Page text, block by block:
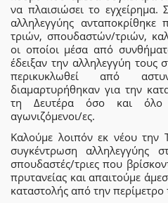
να πλαισιώσει το εγχείρημα.
αλληλεγγύης
τριών, σπουδαστών/τριών,
οι οποίοι μέσα από
έδειξαν την αλληλεγγύη τους
περικυκλωθεί από
διαμαρτυρήθηκαν για την
τη Δευτέρα όσο και
αγωνιζόμενοι/ες.
Καλούμε λοιπόν εκ νέου
συγκέντρωση αλληλεγγύης
σπουδαστές/τριες που
πρυτανείας και απαιτούμε
καταστολής από την περίμετρο